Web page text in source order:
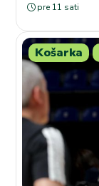
pre 11 sati
Košarka